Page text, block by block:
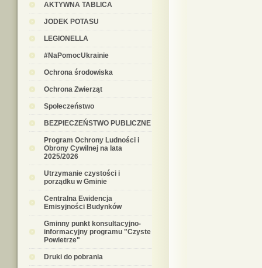
AKTYWNA TABLICA
JODEK POTASU
LEGIONELLA
#NaPomocUkrainie
Ochrona środowiska
Ochrona Zwierząt
Społeczeństwo
BEZPIECZEŃSTWO PUBLICZNE
Program Ochrony Ludności i
Obrony Cywilnej na lata
2025/2026
Utrzymanie czystości i
porządku w Gminie
Centralna Ewidencja
Emisyjności Budynków
Gminny punkt konsultacyjno-
informacyjny programu "Czyste
Powietrze"
Druki do pobrania